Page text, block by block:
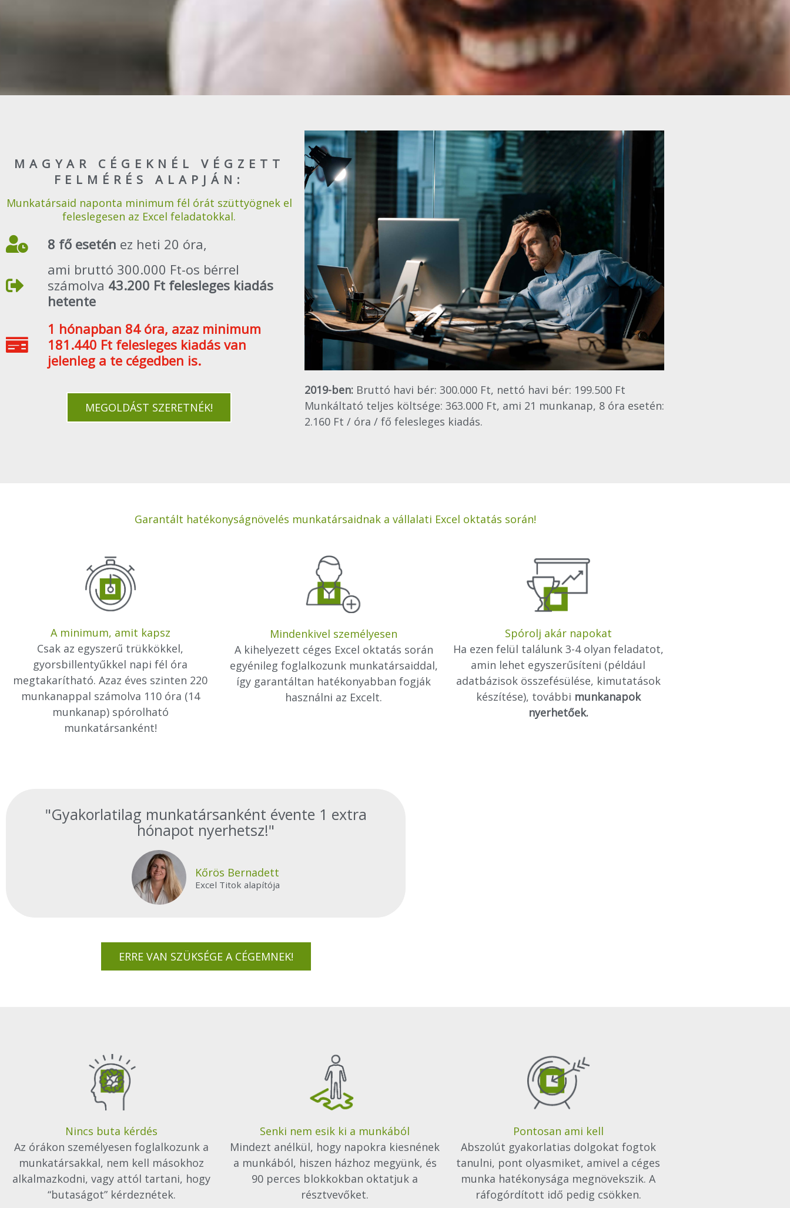
MAGYAR CÉGEKNÉL VÉGZETT
FELMÉRÉS ALAPJÁN:
Munkatársaid naponta minimum fél órát szüttyögnek el
feleslegesen az Excel feladatokkal.
8 fő esetén ez heti 20 óra,
ami bruttó 300.000 Ft-os bérrel
számolva 43.200 Ft felesleges kiadás
hetente
1 hónapban 84 óra, azaz minimum
181.440 Ft felesleges kiadás van
jelenleg a te cégedben is.
MEGOLDÁST SZERETNÉK!
2019-ben:Bruttó havi bér: 300.000 Ft, nettó havi bér: 199.500 Ft
Munkáltató teljes költsége: 363.000 Ft, ami 21 munkanap, 8 óra esetén:
2.160 Ft / óra / fő felesleges kiadás.
Garantált hatékonyságnövelés munkatársaidnak a vállalati Excel oktatás során!
A minimum, amit kapsz
Csak az egyszerű trükkökkel,
gyorsbillentyűkkel napi fél óra
megtakarítható. Azaz éves szinten 220
munkanappal számolva 110 óra (14
munkanap) spórolható
munkatársanként!
Mindenkivel személyesen
A kihelyezett céges Excel oktatás során
egyénileg foglalkozunk munkatársaiddal,
így garantáltan hatékonyabban fogják
használni az Excelt.
Spórolj akár napokat
Ha ezen felül találunk 3-4 olyan feladatot,
amin lehet egyszerűsíteni (például
adatbázisok összefésülése, kimutatások
készítése), további munkanapok
nyerhetőek.
"Gyakorlatilag munkatársanként évente 1 extra
hónapot nyerhetsz!"
Kőrös Bernadett
Excel Titok alapítója
ERRE VAN SZÜKSÉGE A CÉGEMNEK!
Nincs buta kérdés
Az órákon személyesen foglalkozunk a
munkatársakkal, nem kell másokhoz
alkalmazkodni, vagy attól tartani, hogy
“butaságot” kérdeznétek.
Senki nem esik ki a munkából
Mindezt anélkül, hogy napokra kiesnének
a munkából, hiszen házhoz megyünk, és
90 perces blokkokban oktatjuk a
résztvevőket.
Pontosan ami kell
Abszolút gyakorlatias dolgokat fogtok
tanulni, pont olyasmiket, amivel a céges
munka hatékonysága megnövekszik. A
ráfogórdított idő pedig csökken.